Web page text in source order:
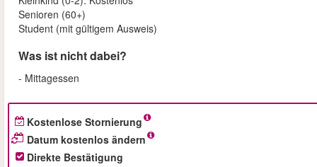
Senioren (60+)
Student (mit gültigem Ausweis)
Was ist nicht dabei?
- Mittagessen
Kostenlose Stornierung
Datum kostenlos ändern
Direkte Bestätigung